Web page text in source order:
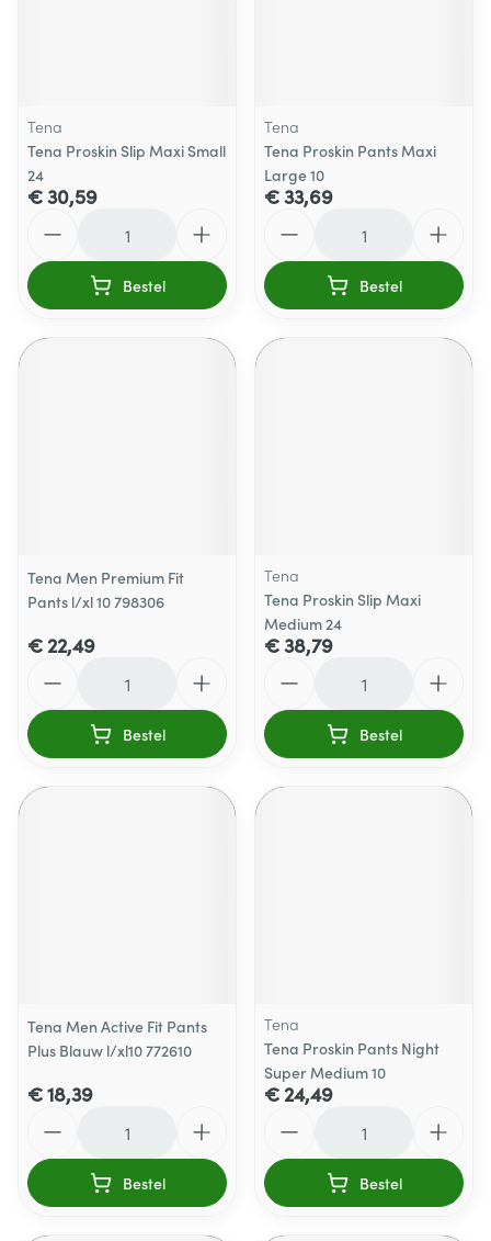
Tena
Tena Proskin Slip Maxi Small
24
€ 30,59
Bestel
Tena
Tena Proskin Pants Maxi
Large 10
€ 33,69
Bestel
Tena Men Premium Fit
Pants l/xl 10 798306
€ 22,49
Bestel
Tena
Tena Proskin Slip Maxi
Medium 24
€ 38,79
Bestel
Tena Men Active Fit Pants
Plus Blauw l/xl10 772610
€ 18,39
Bestel
Tena
Tena Proskin Pants Night
Super Medium 10
€ 24,49
Bestel